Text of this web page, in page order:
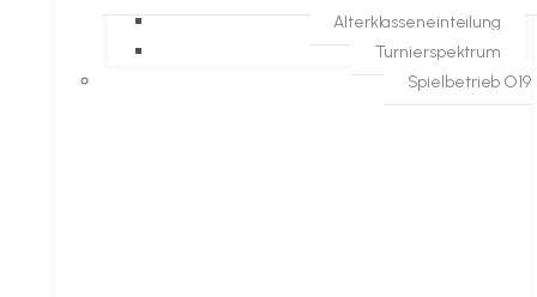
Alterklasseneinteilung
Turnierspektrum
Spielbetrieb O19